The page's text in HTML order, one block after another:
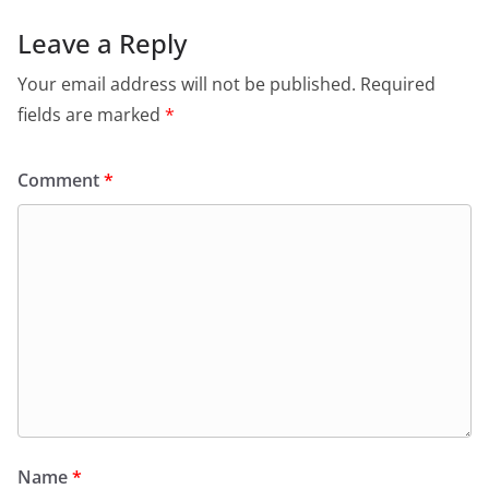
Leave a Reply
Your email address will not be published. Required
fields are marked *
Comment*
Name*